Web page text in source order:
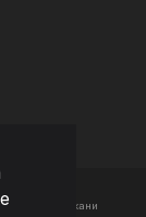
права задржани